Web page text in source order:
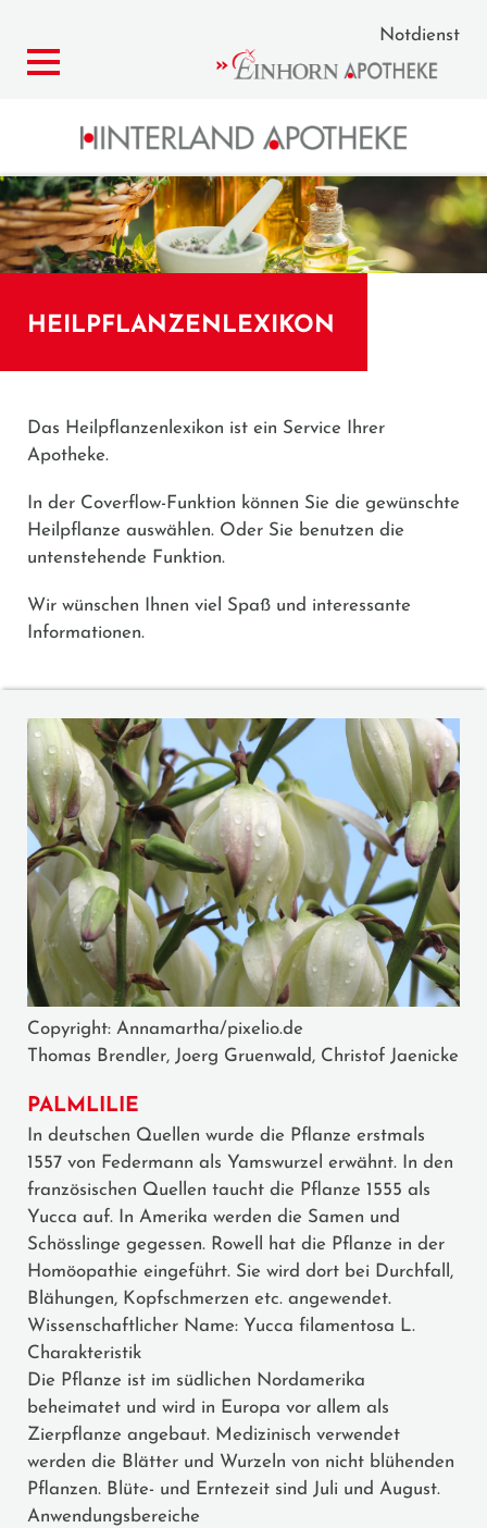
Notdienst
HEILPFLANZENLEXIKON
Das Heilpflanzenlexikon ist ein Service Ihrer
Apotheke.
In der Coverflow-Funktion können Sie die gewünschte
Heilpflanze auswählen. Oder Sie benutzen die
untenstehende Funktion.
Wir wünschen Ihnen viel Spaß und interessante
Informationen.
Copyright: Annamartha/pixelio.de
Thomas Brendler, Joerg Gruenwald, Christof Jaenicke
PALMLILIE
In deutschen Quellen wurde die Pflanze erstmals
1557 von Federmann als Yamswurzel erwähnt. In den
französischen Quellen taucht die Pflanze 1555 als
Yucca auf. In Amerika werden die Samen und
Schösslinge gegessen. Rowell hat die Pflanze in der
Homöopathie eingeführt. Sie wird dort bei Durchfall,
Blähungen, Kopfschmerzen etc. angewendet.
Wissenschaftlicher Name: Yucca filamentosa L.
Charakteristik
Die Pflanze ist im südlichen Nordamerika
beheimatet und wird in Europa vor allem als
Zierpflanze angebaut. Medizinisch verwendet
werden die Blätter und Wurzeln von nicht blühenden
Pflanzen. Blüte- und Erntezeit sind Juli und August.
Anwendungsbereiche